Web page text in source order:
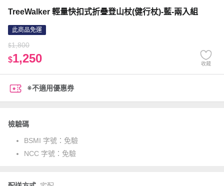
TreeWalker 輕量快扣式折疊登山杖(健行杖)-藍-兩入組
此商品免運
$1,800
$1,250 收藏
※不適用優惠券
檢驗碼
BSMI 字號： 免驗
NCC 字號： 免驗